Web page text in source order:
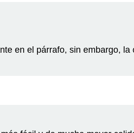
en el párrafo, sin embargo, la